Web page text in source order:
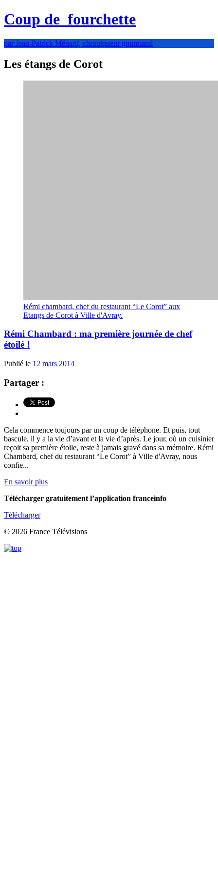
Coup de fourchette
par Jean-Patrick Ménard, chroniqueur gourmand
Les étangs de Corot
Rémi chambard, chef du restaurant “Le Corot” aux
Etangs de Corot à Ville d'Avray.
Rémi Chambard : ma première journée de chef
étoilé !
Publié le 12 mars 2014
Partager :
Cela commence toujours par un coup de téléphone. Et puis, tout
bascule, il y a la vie d’avant et la vie d’après. Le jour, où un cuisinier
reçoit sa première étoile, reste à jamais gravé dans sa mémoire. Rémi
Chambard, chef du restaurant “Le Corot” à Ville d'Avray, nous
confie...
En savoir plus
Télécharger gratuitement l’application franceinfo
Télécharger
© 2026 France Télévisions